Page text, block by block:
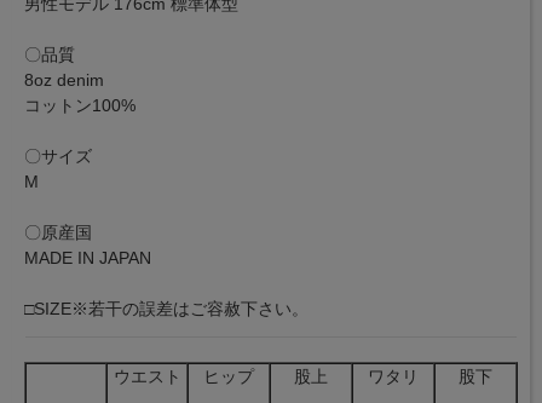
〇品質
8oz denim
コットン100%
〇サイズ
M
〇原産国
MADE IN JAPAN
□SIZE※若干の誤差はご容赦下さい。
ウエスト ヒップ 股上 ワタリ 股下